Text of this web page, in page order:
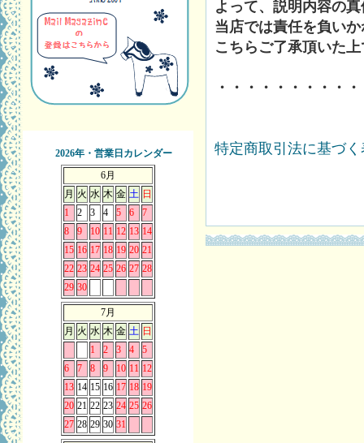
2026年・営業日カレンダー
6月
月 火 水 木 金 土 日
1
2 3 4 5 6
7
8
9 10 11 12 13 14
15 16 17 18 19 20 21
22 23 24 25 26 27 28
29 30
7月
月 火 水 木 金 土 日
1
2 3 4
5
6
7 8 9 10 11 12
13 14 15 16 17 18 19
20 21 22 23 24 25 26
27 28 29 30 31
よって、説明内容の
当店では責任を負い
こちらご了承頂いた
・・・・・・・・・
特定商取引法に基づ